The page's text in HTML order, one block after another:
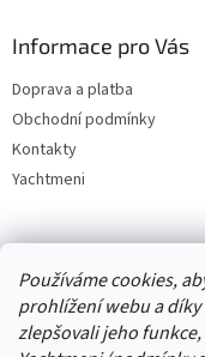
Používáme cookies,
prohlížení webu a
zlepšovali jeho
Informace pro Vás
Doprava a platba
Obchodní podmínky
Kontakty
Yachtmeni
Zboží.cz